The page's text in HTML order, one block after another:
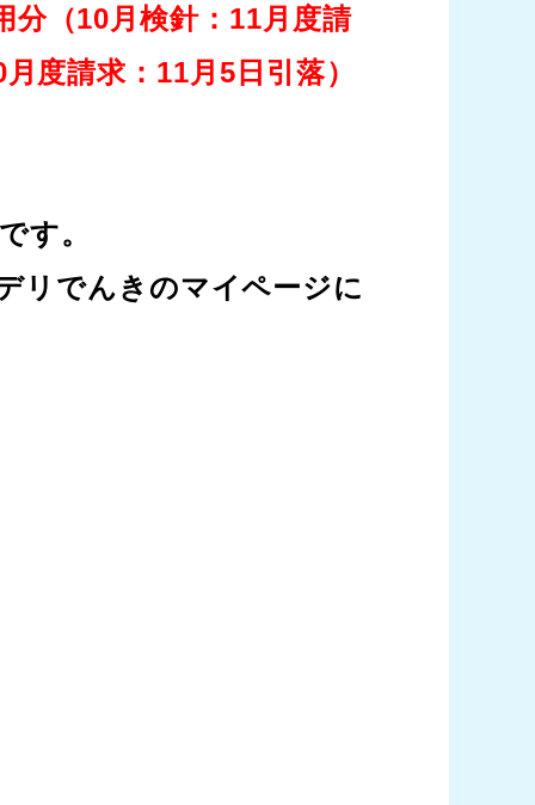
（10月検針：11月度請
度請求：11月5日引落）
す。
リでんきのマイページに